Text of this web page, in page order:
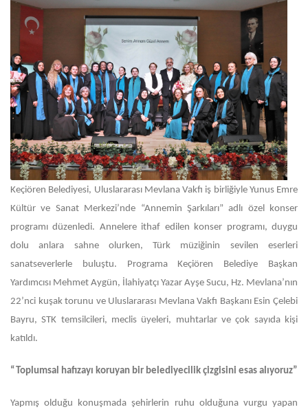
Keçiören Belediyesi, Uluslararası Mevlana Vakfı iş birliğiyle Yunus Emre
Kültür ve Sanat Merkezi’nde “Annemin Şarkıları” adlı özel konser
programı düzenledi. Annelere ithaf edilen konser programı, duygu
dolu anlara sahne olurken, Türk müziğinin sevilen eserleri
sanatseverlerle buluştu. Programa Keçiören Belediye Başkan
Yardımcısı Mehmet Aygün, İlahiyatçı Yazar Ayşe Sucu, Hz. Mevlana’nın
22’nci kuşak torunu ve Uluslararası Mevlana Vakfı Başkanı Esin Çelebi
Bayru, STK temsilcileri, meclis üyeleri, muhtarlar ve çok sayıda kişi
katıldı.
“Toplumsal hafızayı koruyan bir belediyecilik çizgisini esas alıyoruz”
Yapmış olduğu konuşmada şehirlerin ruhu olduğuna vurgu yapan